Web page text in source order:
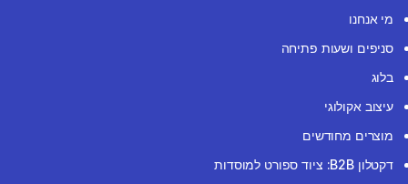
מי אנחנו
סניפים ושעות פתיחה
בלוג
עיצוב אקולוגי
מוצרים מחודשים
דקטלון B2B: ציוד ספורט למוסדות